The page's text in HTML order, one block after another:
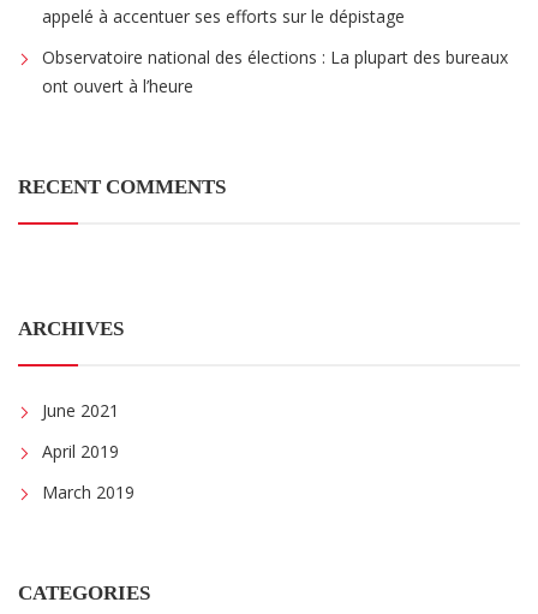
appelé à accentuer ses efforts sur le dépistage
Observatoire national des élections : La plupart des bureaux
ont ouvert à l’heure
RECENT COMMENTS
ARCHIVES
June 2021
April 2019
March 2019
CATEGORIES